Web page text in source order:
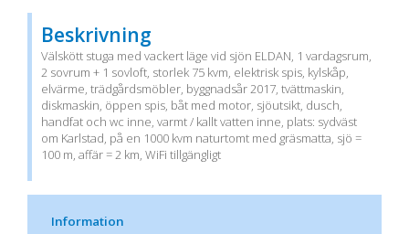
Beskrivning
Välskött stuga med vackert läge vid sjön ELDAN, 1 vardagsrum,
2 sovrum + 1 sovloft, storlek 75 kvm, elektrisk spis, kylskåp,
elvärme, trädgårdsmöbler, byggnadsår 2017, tvättmaskin,
diskmaskin, öppen spis, båt med motor, sjöutsikt, dusch,
handfat och wc inne, varmt / kallt vatten inne, plats: sydväst
om Karlstad, på en 1000 kvm naturtomt med gräsmatta, sjö =
100 m, affär = 2 km, WiFi tillgängligt
Information